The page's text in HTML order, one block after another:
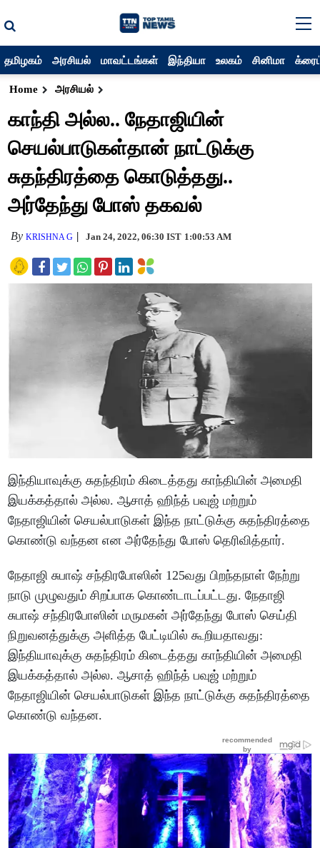
தமிழகம் அரசியல் மாவட்டங்கள் இந்தியா உலகம் சினிமா
Home அரசியல்
காந்தி அல்ல.. நேதாஜியின்
செயல்பாடுகள்தான் நாட்டுக்கு
சுதந்திரத்தை கொடுத்தது..
அர்தேந்து போஸ் தகவல்
ByKRISHNA G Jan 24, 2022, 06:30 IST 1:00:53 AM
இந்தியாவுக்கு சுதந்திரம் கிடைத்தது காந்தியின் அமைதி
இயக்கத்தால் அல்ல. ஆசாத் ஹிந்த் பவுஜ் மற்றும்
நேதாஜியின் செயல்பாடுகள் இந்த நாட்டுக்கு சுதந்திரத்தை
கொண்டு வந்தன என அர்தேந்து போஸ் தெரிவித்தார்.
நேதாஜி சுபாஷ் சந்திரபோஸின் 125வது பிறந்தநாள் நேற்று
நாடு முழுவதும் சிறப்பாக கொண்டாடப்பட்டது. நேதாஜி
சுபாஷ் சந்திரபோஸின் மருமகன் அர்தேந்து போஸ் செய்தி
நிறுவனத்துக்கு அளித்த பேட்டியில் கூறியதாவது:
இந்தியாவுக்கு சுதந்திரம் கிடைத்தது காந்தியின் அமைதி
இயக்கத்தால் அல்ல. ஆசாத் ஹிந்த் பவுஜ் மற்றும்
நேதாஜியின் செயல்பாடுகள் இந்த நாட்டுக்கு சுதந்திரத்தை
கொண்டு வந்தன.